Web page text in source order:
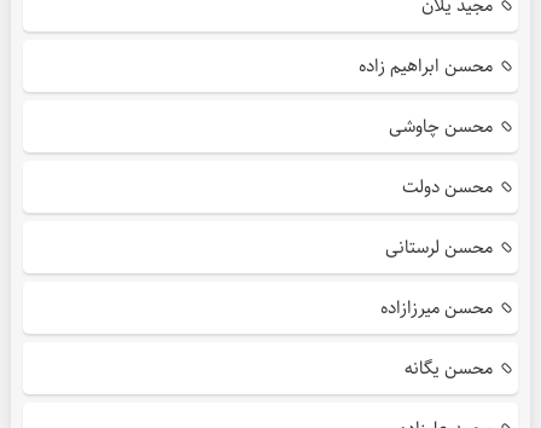
مجید یلان
محسن ابراهیم زاده
محسن چاوشی
محسن دولت
محسن لرستانی
محسن میرزازاده
محسن یگانه